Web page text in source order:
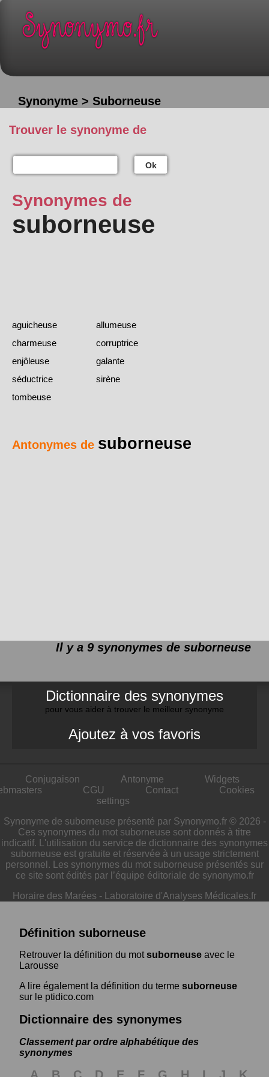
Synonyme > Suborneuse
Trouver le synonyme de
Ok
Synonymes de
suborneuse
aguicheuse
allumeuse
charmeuse
corruptrice
enjôleuse
galante
séductrice
sirène
tombeuse
Antonymes de suborneuse
Il y a 9 synonymes de suborneuse
Dictionnaire des synonymes
pour vous aider à trouver le meilleur synonyme
Ajoutez à vos favoris
Conjugaison Antonyme
Widgets
CGU Contact
Cookies
settings
Synonyme de suborneuse présenté par Synonymo.fr © 2026 -
Ces synonymes du mot suborneuse sont donnés à titre
indicatif. L'utilisation du service de dictionnaire des synonymes
suborneuse est gratuite et réservée à un usage strictement
personnel. Les synonymes du mot suborneuse présentés sur
ce site sont édités par l’équipe éditoriale de synonymo.fr
Horaire des Marées - Laboratoire d'Analyses Médicales.fr
Définition suborneuse
Retrouver la définition du motsuborneuse avec le
Larousse
A lire également la définition du terme suborneuse
sur le ptidico.com
Dictionnaire des synonymes
Classement par ordre alphabétique des
synonymes